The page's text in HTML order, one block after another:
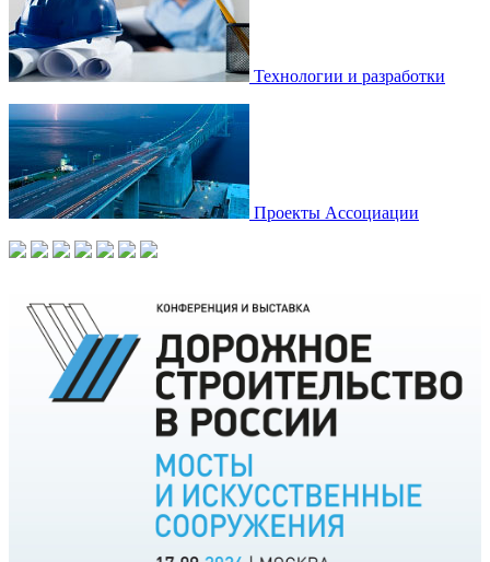
Технологии и разработки
Проекты Ассоциации